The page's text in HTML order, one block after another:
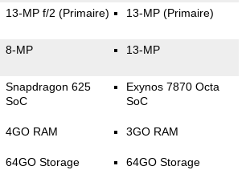
13-MP f/2 (Primaire) 13-MP (Primaire)
8-MP 13-MP
Snapdragon 625
SoC
4GO RAM
64GO Storage
Exynos 7870 Octa
SoC
3GO RAM
64GO Storage